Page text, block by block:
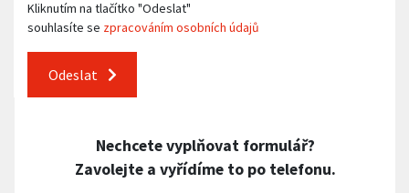
Kliknutím na tlačítko "Odeslat"
souhlasíte se zpracováním osobních údajů
Odeslat
Nechcete vyplňovat formulář?
Zavolejte a vyřídíme to po telefonu.